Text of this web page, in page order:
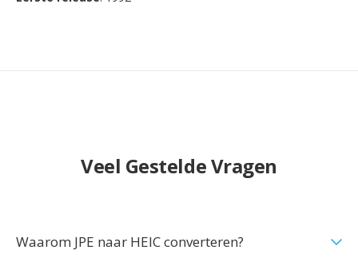
Veel Gestelde Vragen
Waarom JPE naar HEIC converteren?